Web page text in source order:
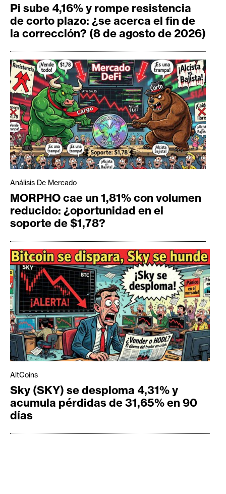
Pi sube 4,16% y rompe resistencia
de corto plazo: ¿se acerca el fin de
la corrección? (8 de agosto de 2026)
Análisis De Mercado
MORPHO cae un 1,81% con volumen
reducido: ¿oportunidad en el
soporte de $1,78?
AltCoins
Sky (SKY) se desploma 4,31% y
acumula pérdidas de 31,65% en 90
días